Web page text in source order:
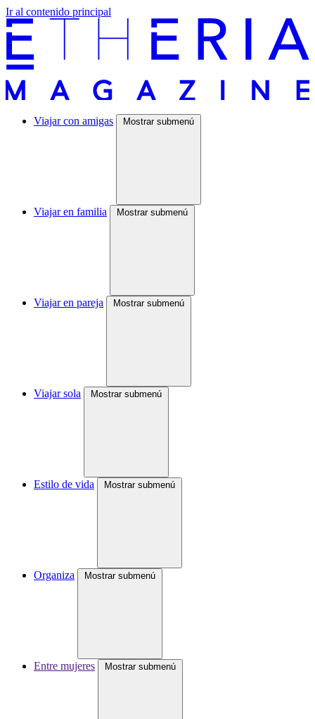
Ir al contenido principal
Viajar con amigas Mostrar submenú
Viajar en familia Mostrar submenú
Viajar en pareja Mostrar submenú
Viajar sola Mostrar submenú
Estilo de vida Mostrar submenú
Organiza Mostrar submenú
Entre mujeres Mostrar submenú